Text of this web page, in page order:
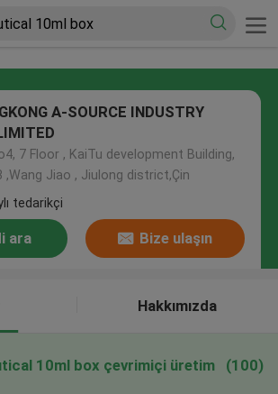
A-SOURCE INDUSTRY
7 Floor , KaiTu development Building,
,Wang Jiao , Jiulong district,Çin
tedarikçi
ara Bize ulaşın
Hakkımızda
10ml box çevrimiçi üretim (100)